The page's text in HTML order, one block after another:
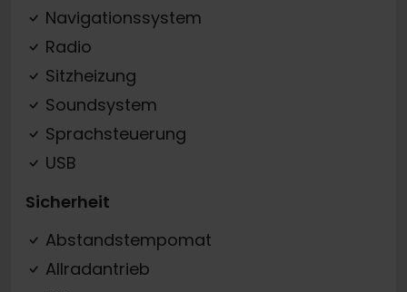
Navigationssystem
Radio
Sitzheizung
Soundsystem
Sprachsteuerung
USB
Sicherheit
Abstandstempomat
Allradantrieb